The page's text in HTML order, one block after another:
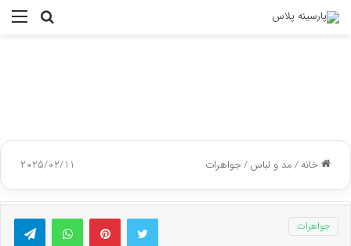
جستجو
خانه/مد و لباس/جواهرات 2025/02/11
توییتر پینتریستواتس آپ
جواهرات